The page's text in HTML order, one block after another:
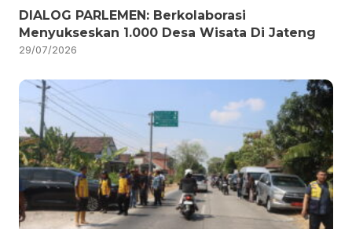
DIALOG PARLEMEN: Berkolaborasi
Menyukseskan 1.000 Desa Wisata Di Jateng
29/07/2026